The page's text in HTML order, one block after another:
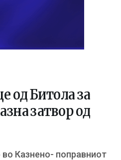
од Битола за
затвор од
Казнено- поправниот